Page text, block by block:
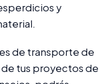
y
de transporte de
tus proyectos de